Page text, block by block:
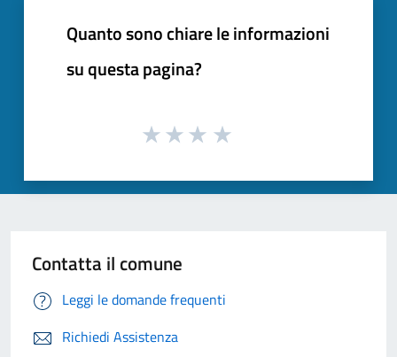
Quanto sono chiare le informazioni
su questa pagina?
Contatta il comune
Leggi le domande frequenti
Richiedi Assistenza